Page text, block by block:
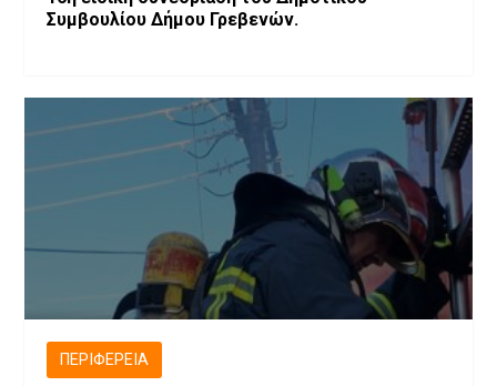
Συμβουλίου Δήμου Γρεβενών.
ΠΕΡΙΦΈΡΕΙΑ